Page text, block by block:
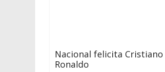
Nacional felicita Cristiano
Ronaldo